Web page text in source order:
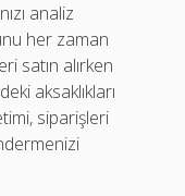
analiz
her zaman
satın alırken
aksaklıkları
siparişleri